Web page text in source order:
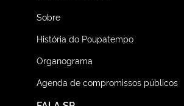
Sobre
História do Poupatempo
Organograma
Agenda de compromissos públicos